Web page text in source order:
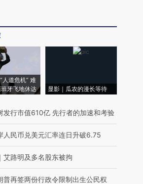
人道危机” 难
牙飞地休达
显影｜瓜农的漫长等待
发行市值610亿 先行者的加速和考验
人民币兑美元汇率连日升破6.75
｜ 艾路明及多名股东被拘
普再签两份行政令限制出生公民权